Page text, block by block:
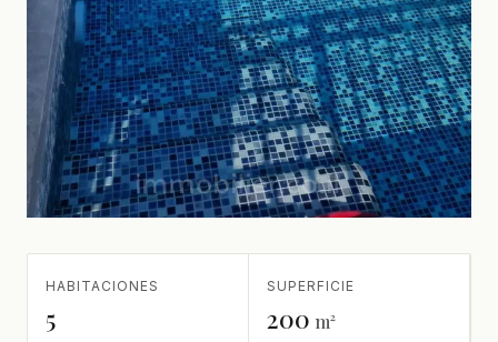
HABITACIONES
5
SUPERFICIE
200 m²